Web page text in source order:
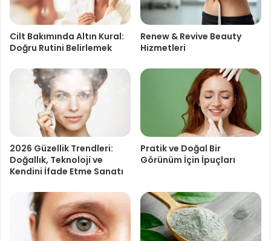
Cilt Bakımında Altın Kural:
Doğru Rutini Belirlemek
Renew & Revive Beauty
Hizmetleri
2026 Güzellik Trendleri:
Doğallık, Teknoloji ve
Kendini İfade Etme Sanatı
Pratik ve Doğal Bir
Görünüm İçin İpuçları